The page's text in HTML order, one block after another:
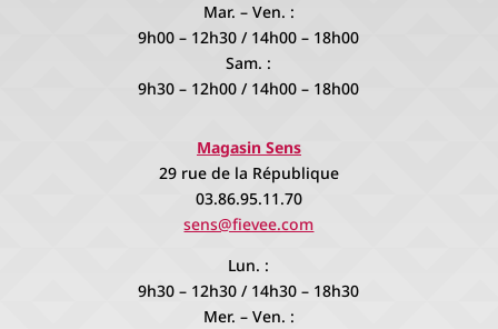
Mar. – Ven. :
9h00 – 12h30 / 14h00 – 18h00
Sam. :
9h30 – 12h00 / 14h00 – 18h00
Magasin Sens
29 rue de la République
03.86.95.11.70
sens@fievee.com
Lun. :
9h30 – 12h30 / 14h30 – 18h30
Mer. – Ven. :